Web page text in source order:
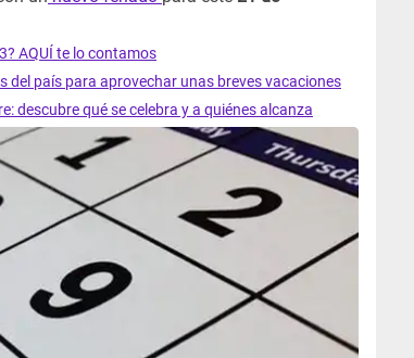
AQUÍ te lo contamos
del país para aprovechar unas breves vacaciones
descubre qué se celebra y a quiénes alcanza